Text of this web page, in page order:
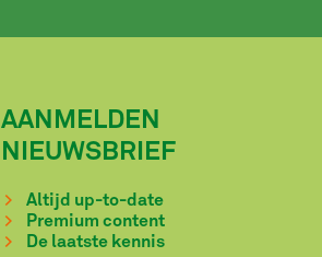
AANMELDEN
NIEUWSBRIEF
Altijd up-to-date
Premium content
De laatste kennis